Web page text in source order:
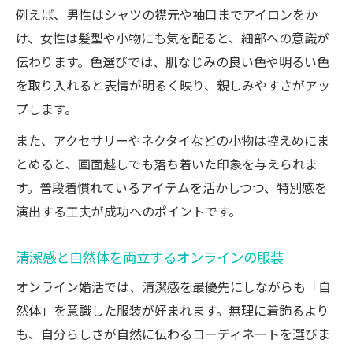
例えば、男性はシャツの襟元や袖口までアイロンをか
け、女性は髪型や小物にも気を配ると、細部への意識が
伝わります。色選びでは、肌なじみの良い色や明るい色
を取り入れると表情が明るく映り、親しみやすさがアッ
プします。
また、アクセサリーやネクタイなどの小物は控えめにま
とめると、画面越しでも落ち着いた印象を与えられま
す。普段着慣れているアイテムを活かしつつ、特別感を
演出する工夫が成功へのポイントです。
清潔感と自然体を両立するオンラインの服装
オンライン婚活では、清潔感を最優先にしながらも「自
然体」を意識した服装が好まれます。無理に着飾るより
も、自分らしさが自然に伝わるコーディネートを選びま